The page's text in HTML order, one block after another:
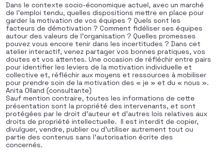
Dans le contexte socio-économique actuel, avec un marché
de l’emploi tendu, quelles dispositions mettre en place pour
garder la motivation de vos équipes ? Quels sont les
facteurs de démotivation ? Comment fidéliser ses équipes
autour des valeurs de l’organisation ? Quelles promesses
pouvez vous encore tenir dans les incertitudes ? Dans cet
atelier interactif, venez partager vos bonnes pratiques, vos
doutes et vos attentes. Une occasion de réfléchir entre pairs
pour identifier les leviers de la motivation individuelle et
collective et, réfléchir aux moyens et ressources à mobiliser
pour prendre soin de la motivation des « je » et du « nous ».
Anita Olland (consultante)
Sauf mention contraire, toutes les informations de cette
présentation sont la propriété des intervenants, et sont
protégées par le droit d’auteur et d’autres lois relatives aux
droits de propriété intellectuelle. Il est interdit de copier,
divulguer, vendre, publier ou d’utiliser autrement tout ou
partie des contenus sans l’autorisation écrite des
concernés.